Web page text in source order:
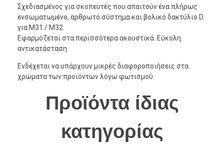
Σχεδιασμένος για σκοπευτές που απαιτούν ένα πλήρως
ενσωματωμένο, αρθρωτό σύστημα και βολικό δακτύλιο D
για M31 / M32.
Εφαρμόζεται στα περισσότερα ακουστικά. Εύκολη
αντικατάσταση.
Ενδέχεται να υπάρχουν μικρές διαφοροποιήσεις στα
χρώματα των προϊόντων λόγω φωτισμού.
Προϊόντα ίδιας
κατηγορίας